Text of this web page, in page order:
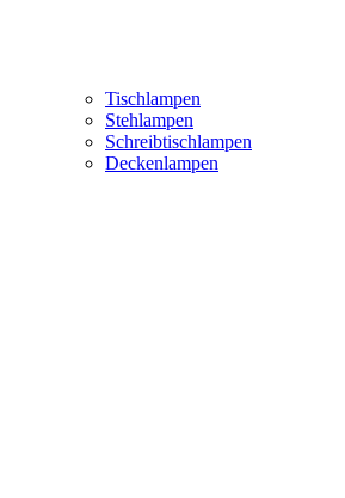
Tischlampen
Stehlampen
Schreibtischlampen
Deckenlampen